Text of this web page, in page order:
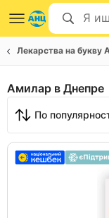
Лекарства на букву
Амилар в Днепре
По